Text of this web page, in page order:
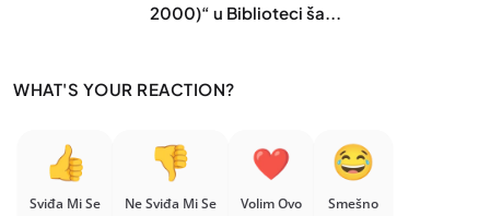
2000)“ u Biblioteci ša...
WHAT'S YOUR REACTION?
Sviđa Mi Se Ne Sviđa Mi Se Volim Ovo Smešno